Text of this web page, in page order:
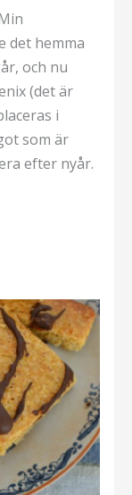
det hemma
och nu
(det är
i
som är
efter nyår.